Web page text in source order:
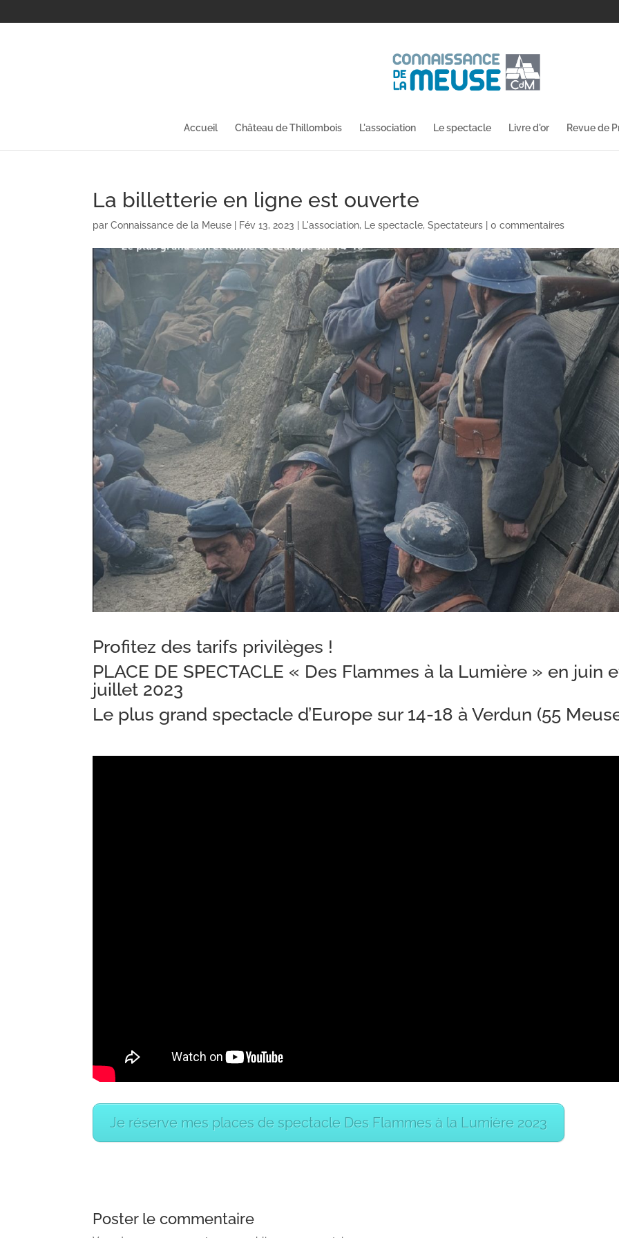
Accueil Château de Thillombois L'association Le spectacle Livre d'or Revue de
La billetterie en ligne est ouverte
parConnaissance de la Meuse | Fév 13, 2023 | L'association, Le spectacle,Spectateurs |0 commentaires
Profitez des tarifs privilèges !
PLACE DE SPECTACLE « Des Flammes à la Lumière » en juin
juillet 2023
Le plus grand spectacle d’Europe sur 14-18 à Verdun (55
Je réserve mes places de spectacle Des Flammes à la Lumière 2023
Poster le commentaire